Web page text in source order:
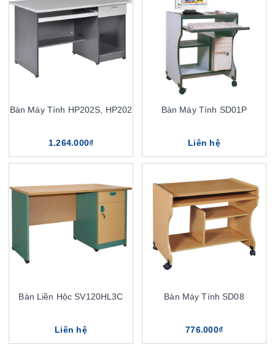
Bàn Máy Tính HP202S, HP202
1.264.000₫
Bàn Máy Tính SD01P
Liên hệ
Bàn Liền Hộc SV120HL3C
Liên hệ
Bàn Máy Tính SD08
776.000₫